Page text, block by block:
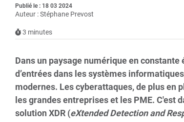
Publié le : 18 03 2024
Auteur : Stéphane Prevost
3 minutes
Dans un paysage numérique en
d’entrées dans les systèmes
modernes. Les cyberattaques, de plus en
les grandes entreprises et les PME. C'est
solution XDR (eXtended Detection and